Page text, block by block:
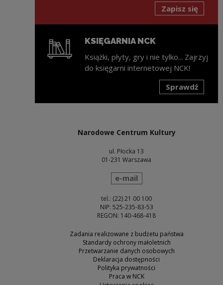
Zapisz się
KSIĘGARNIA NCK
Książki, płyty, gry i nie tylko... Zajrzyj
do księgarni internetowej NCK!
Sprawdź
Narodowe Centrum Kultury
ul. Płocka 13
01-231 Warszawa
wyślij wiadomość
e-mail
tel.: (22) 21 00 100
NIP: 525-235-83-53
REGON: 140-468-418
Zadania realizowane z budżetu państwa
Standardy ochrony małoletnich
Przetwarzanie danych osobowych
Deklaracja dostępności
Polityka prywatności
Praca w NCK